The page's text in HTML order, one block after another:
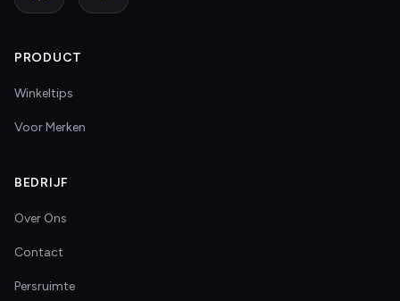
PRODUCT
Winkeltips
Voor Merken
BEDRIJF
Over Ons
Contact
Persruimte